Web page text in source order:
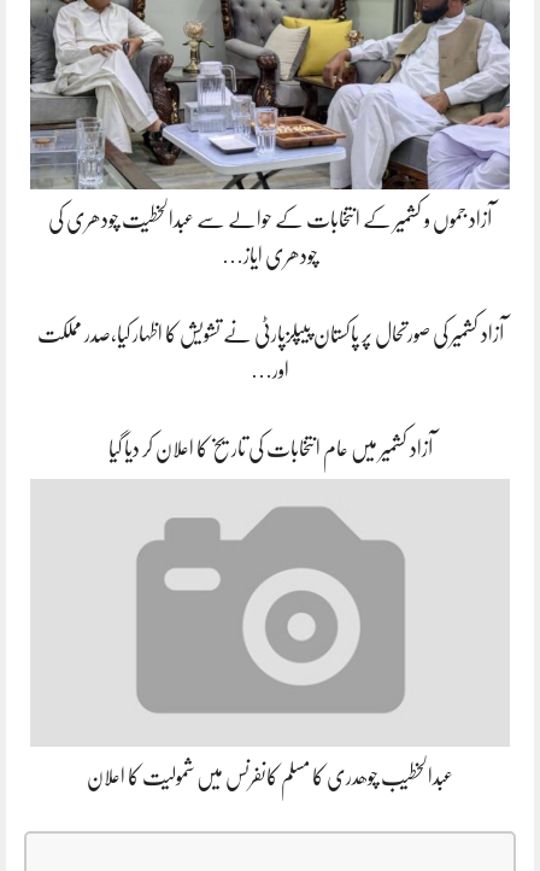
آزاد جموں و کشمیر کے انتخابات کے حوالے سے عبدالخطیت چودھری کی
چودھری ایاز…
آزاد کشمیر کی صورتحال پر پاکستان پیپلزپارٹی نے تشویش کا اظہار کیا،صدر مملکت
اور…
آزاد کشمیر میں عام انتخابات کی تاریخ کا اعلان کر دیا گیا
عبدالخطیب چوھدری کا مسلم کانفرنس میں شمولیت کا اعلان